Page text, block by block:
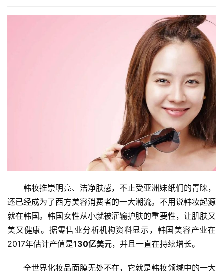
韩妆推崇明亮、洁净肤感，不止受亚洲妹纸们的青睐，
还已经成为了西方美容消费者的一大潮流。不用说韩妆起源
就在韩国。韩国女性从小就被灌输护肤的重要性，让肌肤又
美又健康。据零售业分析机构资料显示，韩国美容产业在
2017年估计产值是130亿美元，并且一直在持续增长。
全世界化妆品面膜无处不在，它就是韩妆领域中的一大